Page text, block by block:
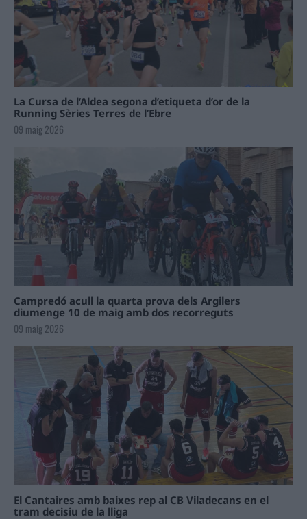
La Cursa de l’Aldea segona d’etiqueta d’or de la
Running Sèries Terres de l’Ebre
09 maig 2026
Campredó acull la quarta prova dels Argilers
diumenge 10 de maig amb dos recorreguts
09 maig 2026
El Cantaires amb baixes rep al CB Viladecans en el
tram decisiu de la lliga